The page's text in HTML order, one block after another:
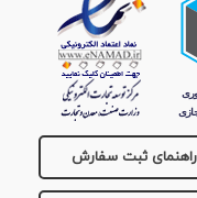
راهنمای ثبت سفارش